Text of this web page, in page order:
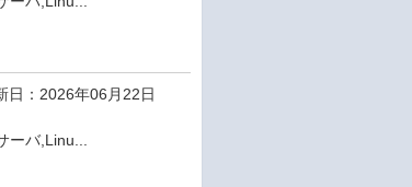
日：2026年06月22日
バ,Linu...